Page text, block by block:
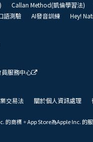
Callan Method(凱倫學習法)
語測驗 AI發音訓練 Hey!
員服務中心
交易法 關於個人資訊處理
的商標。App Store為Apple Inc. 的